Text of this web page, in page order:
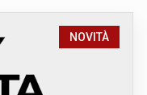
NOVITÀ